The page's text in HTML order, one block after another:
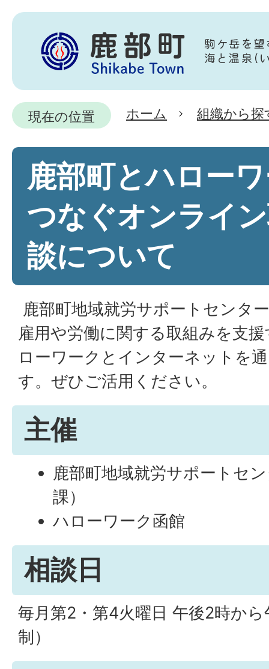
現在の位置 ホーム 組織から探
鹿部町とハロー
つなぐオンライ
談について
鹿部町地域就労サポートセンタ
雇用や労働に関する取組みを支
ローワークとインターネットを
す。ぜひご活用ください。
主催
鹿部町地域就労サポートセ
課）
ハローワーク函館
相談日
毎月第2・第4火曜日 午後2時か
制）